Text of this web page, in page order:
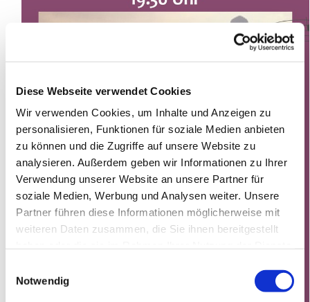
Diese Webseite verwendet Cookies
Wir verwenden Cookies, um Inhalte und Anzeigen zu
personalisieren, Funktionen für soziale Medien anbieten
zu können und die Zugriffe auf unsere Website zu
analysieren. Außerdem geben wir Informationen zu Ihrer
Verwendung unserer Website an unsere Partner für
soziale Medien, Werbung und Analysen weiter. Unsere
Partner führen diese Informationen möglicherweise mit
weiteren Daten zusammen, die Sie ihnen bereitgestellt
Notwendig